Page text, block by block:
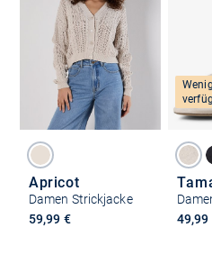
Apricot
Damen Strickjacke
59,99 €
49,99